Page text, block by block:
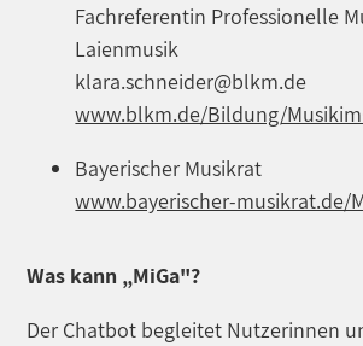
Fachreferentin Professionelle
Laienmusik
klara.schneider@blkm.de
www.blkm.de/Bildung/
Bayerischer Musikrat
www.bayerischer-musikrat.de/
Was kann „MiGa"?
Der Chatbot begleitet Nutzerinnen